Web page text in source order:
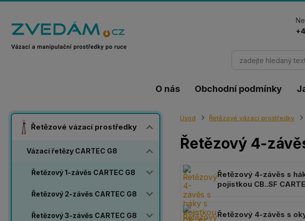
O nás Obchodní podmínky
Řetězové vázací prostředky
Vázací řetězy CARTEC G8
Řetězový 1-závěs CARTEC G8
Řetězový 2-závěs CARTEC G8
Řetězový 3-závěs CARTEC G8
Úvod Řetězové vázací prostředky
Řetězový 4-
Řetězový 4-závěs s
pojistkou CB..SF
Řetězový 4-závěs s